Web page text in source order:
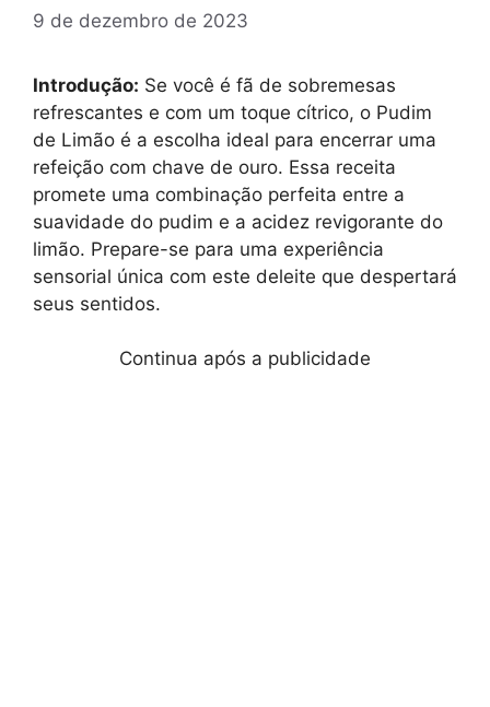
9 de dezembro de 2023
Introdução: Se você é fã de sobremesas
refrescantes e com um toque cítrico, o Pudim
de Limão é a escolha ideal para encerrar uma
refeição com chave de ouro. Essa receita
promete uma combinação perfeita entre a
suavidade do pudim e a acidez revigorante do
limão. Prepare-se para uma experiência
sensorial única com este deleite que despertará
seus sentidos.
Continua após a publicidade